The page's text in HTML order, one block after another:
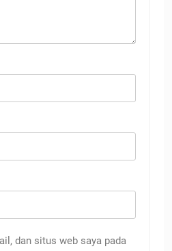
dan situs web saya pada